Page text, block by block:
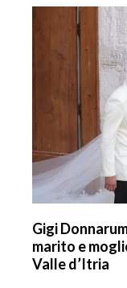
Gigi
marito e
Valle d’Itria